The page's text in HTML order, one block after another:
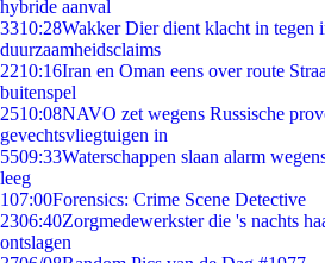
hybride aanval
3310:28Wakker Dier dient klacht in tegen
duurzaamheidsclaims
2210:16Iran en Oman eens over route
buitenspel
2510:08NAVO zet wegens Russische
gevechtsvliegtuigen in
5509:33Waterschappen slaan alarm
leeg
107:00Forensics: Crime Scene Detective
2306:40Zorgmedewerkster die 's nachts
ontslagen